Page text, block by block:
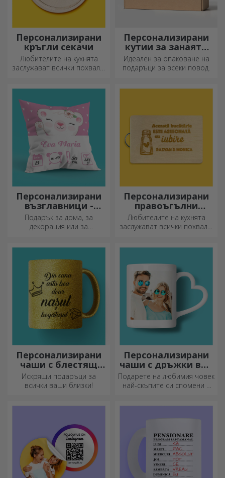
Персонализирани
кръгли секачи
Любителите на кухнята
заслужават всички похвали,
Изберете подходящия!
Персонализирани
кутии за занаяти
със стикери
Идеален за опаковане на
подаръци за всеки повод.
Персонализирани
възглавници -
голям формат
Подарък за дома, за
декорация или за
всеки повод.
Персонализирани
правоъгълни
секачи с дръжки
Любителите на кухнята
заслужават всички похвали,
Изберете подходящия!
Персонализирани
чаши с блестящ
ефект
Искрящи подаръци за
всички ваши близки!
Персонализирани
чаши с дръжки във
формата на сърце
Подарете на любимия човек
най-скъпите си спомени с